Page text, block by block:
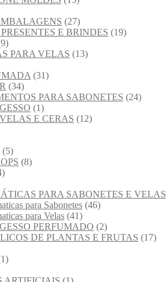
(27)
E BRINDES (19)
PARA VELAS (13)
(31)
(34)
PARA SABONETES (24)
(1)
E CERAS (12)
(5)
(8)
PARA SABONETES E VELAS
para Sabonetes (46)
para Velas (41)
PERFUMADO (2)
DE PLANTAS E FRUTAS (17)